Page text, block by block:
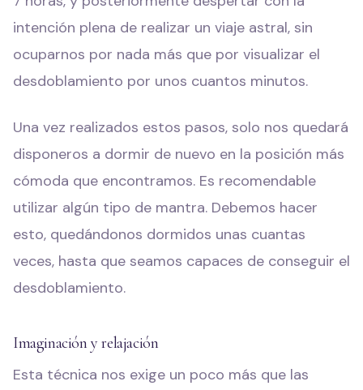
intención plena de realizar un viaje astral, sin
ocuparnos por nada más que por visualizar el
desdoblamiento por unos cuantos minutos.
Una vez realizados estos pasos, solo nos quedará
disponeros a dormir de nuevo en la posición más
cómoda que encontramos. Es recomendable
utilizar algún tipo de mantra. Debemos hacer
esto, quedándonos dormidos unas cuantas
veces, hasta que seamos capaces de conseguir el
desdoblamiento.
Imaginación y relajación
Esta técnica nos exige un poco más que las